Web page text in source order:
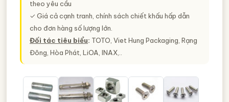
theo yêu cầu
✓ Giá cả cạnh tranh, chính sách chiết khấu hấp dẫn
cho đơn hàng số lượng lớn.
Đối tác tiêu biểu: TOTO, Viet Hung Packaging, Rạng
Đông, Hòa Phát, LiOA, INAX,..